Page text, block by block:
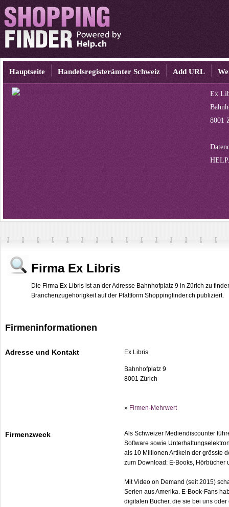
Hauptseite Handelsregisterämter Schweiz Add URL
Ex
8001
Firma Ex Libris
Die Firma Ex Libris ist an der Adresse Bahnhofplatz 9 in Zürich zu
Branchenzugehörigkeit auf der Plattform Shoppingfinder.ch publiziert.
Firmeninformationen
Adresse und Kontakt Ex Libris
Bahnhofplatz 9
8001 Zürich
» Firmen-Mehrwert
Firmenzweck
Als Schweizer Mediendiscounter
Software sowie
als 10 Millionen Artikeln der grösste
zum Download: E-Books, Hörbücher
Mit Video on Demand (seit 2015)
Serien aus Amerika. E-Book-Fans
digitalen Bücher, die sie bei uns